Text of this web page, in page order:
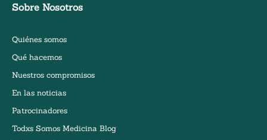
Sobre Nosotros
Quiénes somos
Qué hacemos
Nuestros compromisos
En las noticias
Patrocinadores
Todxs Somos Medicina Blog